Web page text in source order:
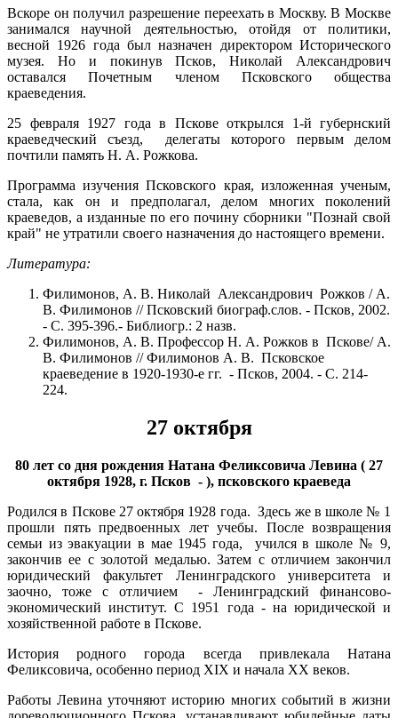
Вскоре он получил разрешение переехать в Москву. В Москве
занимался научной деятельностью, отойдя от политики,
весной 1926 года был назначен директором Исторического
музея. Но и покинув Псков, Николай Александрович
оставался Почетным членом Псковского общества
краеведения.
25 февраля 1927 года в Пскове открылся 1-й губернский
краеведческий съезд, делегаты которого первым делом
почтили память Н. А. Рожкова.
Программа изучения Псковского края, изложенная ученым,
стала, как он и предполагал, делом многих поколений
краеведов, а изданные по его почину сборники "Познай свой
край" не утратили своего назначения до настоящего времени.
Литература:
Филимонов, А. В. Николай Александрович Рожков / А.
В. Филимонов // Псковский биограф.слов. - Псков, 2002.
- С. 395-396.- Библиогр.: 2 назв.
Филимонов, А. В. Профессор Н. А. Рожков в Пскове/ А.
В. Филимонов // Филимонов А. В. Псковское
краеведение в 1920-1930-е гг. - Псков, 2004. - С. 214-
224.
27 октября
80 лет со дня рождения Натана Феликсовича Левина ( 27
октября 1928, г. Псков - ), псковского краеведа
Родился в Пскове 27 октября 1928 года. Здесь же в школе № 1
прошли пять предвоенных лет учебы. После возвращения
семьи из эвакуации в мае 1945 года, учился в школе № 9,
закончив ее с золотой медалью. Затем с отличием закончил
юридический факультет Ленинградского университета и
заочно, тоже с отличием - Ленинградский финансово-
экономический институт. С 1951 года - на юридической и
хозяйственной работе в Пскове.
История родного города всегда привлекала Натана
Феликсовича, особенно период XIX и начала XX веков.
Работы Левина уточняют историю многих событий в жизни